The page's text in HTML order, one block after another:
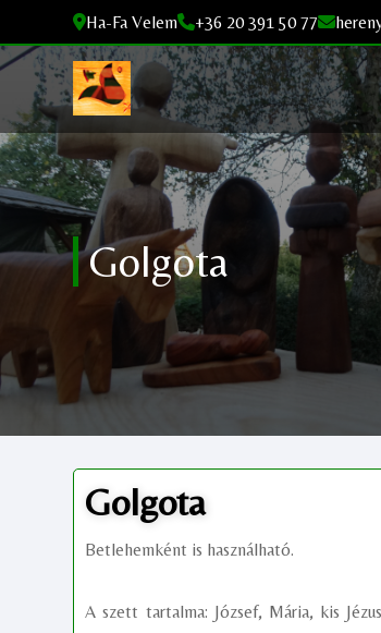
Ha-Fa Velem +36 20 391 50 77
Golgota
Golgota
Betlehemként is használható.
A szett tartalma: József, Mária, kis